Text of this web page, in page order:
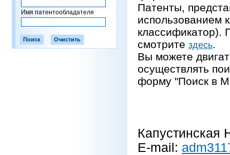
Имя патентообладателя
Патенты,
использованием
классификатор).
смотрите здесь.
Вы можете
осуществлять
форму "Поиск в
Капустинская
E-mail: